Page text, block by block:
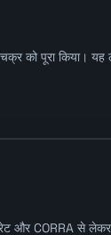
पूरा किया।
और CORRA से